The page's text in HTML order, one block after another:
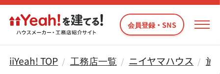
会員登録・SNS
iiYeah! TOP 工務店一覧 ニイヤマハウス 施